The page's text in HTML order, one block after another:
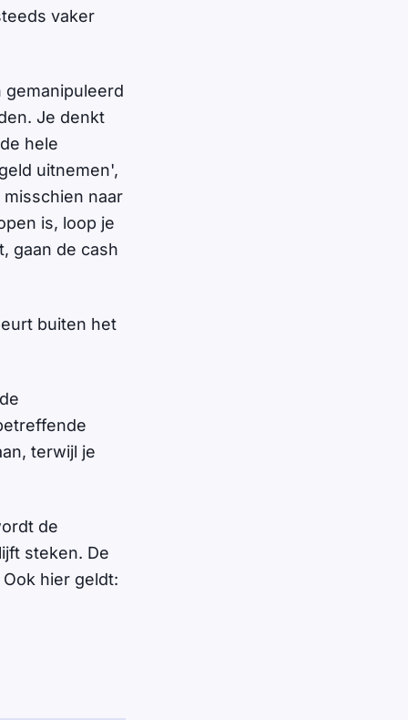
vaker
gemanipuleerd
Je denkt
hele
uitnemen',
naar
is, loop je
gaan de cash
buiten het
terwijl je
de
steken. De
hier geldt: